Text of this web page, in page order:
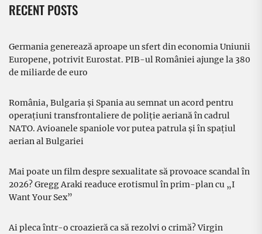
RECENT POSTS
Germania generează aproape un sfert din economia Uniunii
Europene, potrivit Eurostat. PIB-ul României ajunge la 380
de miliarde de euro
România, Bulgaria și Spania au semnat un acord pentru
operațiuni transfrontaliere de poliție aeriană în cadrul
NATO. Avioanele spaniole vor putea patrula și în spațiul
aerian al Bulgariei
Mai poate un film despre sexualitate să provoace scandal în
2026? Gregg Araki readuce erotismul în prim-plan cu „I
Want Your Sex”
Ai pleca într-o croazieră ca să rezolvi o crimă? Virgin